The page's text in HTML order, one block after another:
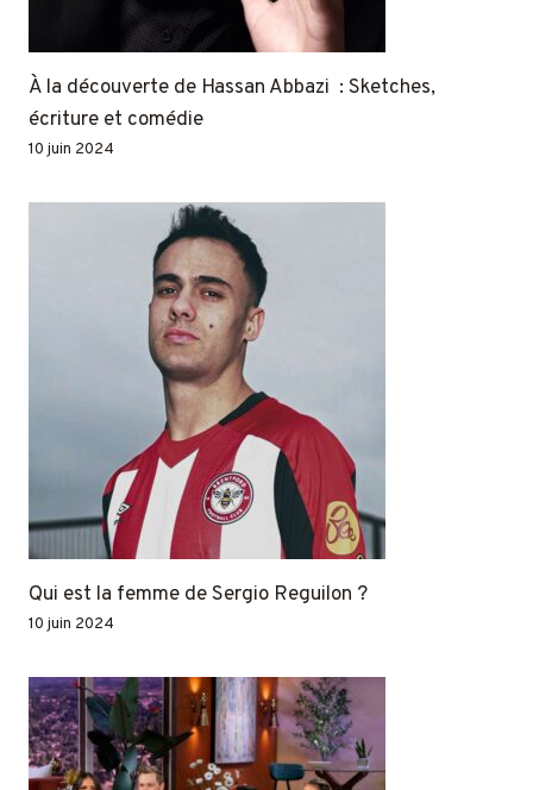
À la découverte de Hassan Abbazi : Sketches,
écriture et comédie
10 juin 2024
Qui est la femme de Sergio Reguilon ?
10 juin 2024